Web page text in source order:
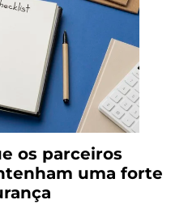
os parceiros
uma forte